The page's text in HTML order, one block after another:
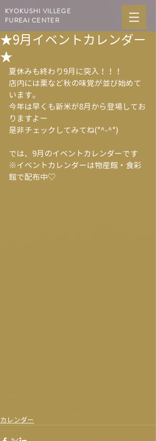
KYOKUSHI VILLEGE
FUREAI CENTER
★9月イベントカレンダー
★
夏休みも終わり9月に突入！！！
店内には栗など秋の味覚が並び始めて
います。
今年は早くも新米が8月から登場してお
りますよー
是非チェックしてみてね(*^-^*)
では、9月のイベントカレンダーです
※イベントカレンダーは物産館・食彩
館で配布中♡
カレンダー